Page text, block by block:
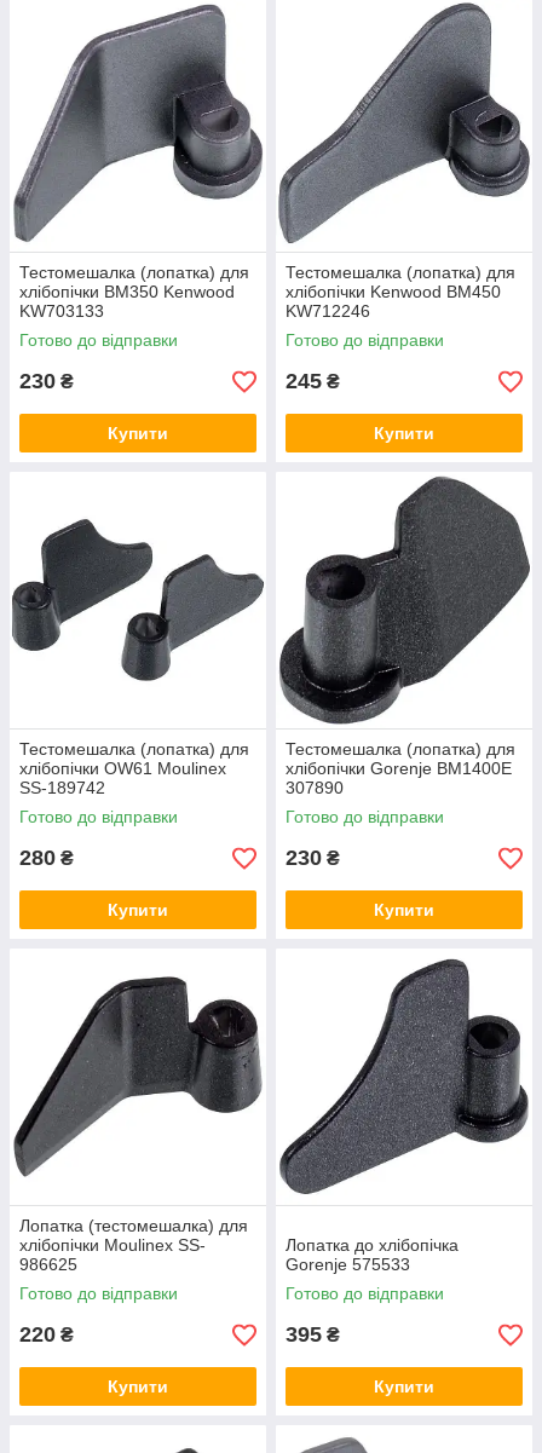
Тестомешалка (лопатка) для
хлібопічки BM350 Kenwood
KW703133
Готово до відправки
230 ₴
Купити
Тестомешалка (лопатка) для
хлібопічки Kenwood BM450
KW712246
Готово до відправки
245 ₴
Купити
Тестомешалка (лопатка) для
хлібопічки OW61 Moulinex
SS-189742
Готово до відправки
280 ₴
Купити
Тестомешалка (лопатка) для
хлібопічки Gorenje BM1400E
307890
Готово до відправки
230 ₴
Купити
Лопатка (тестомешалка) для
хлібопічки Moulinex SS-
986625
Готово до відправки
220 ₴
Купити
Лопатка до хлібопічка
Gorenje 575533
Готово до відправки
395 ₴
Купити